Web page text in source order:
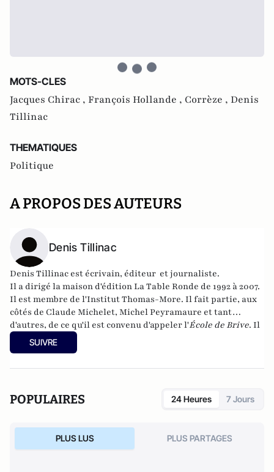
MOTS-CLES
Jacques Chirac , François Hollande , Corrèze , Denis
Tillinac
THEMATIQUES
Politique
A PROPOS DES AUTEURS
Denis Tillinac
Denis Tillinac est écrivain, éditeur et journaliste.
Il a dirigé la maison d'éditionLa Table Ronde de 1992 à 2007.
Il est membre de l'Institut Thomas-More. Il fait partie, aux
côtés de Claude Michelet, Michel Peyramaure et tant
d'autres, de ce qu'il est convenu d'appeler l'École de Brive. Il
a publié en 2011
SUIVRE
POPULAIRES 24 Heures 7 Jours
PLUS LUS PLUS PARTAGES